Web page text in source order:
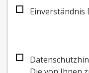
Einverständnis